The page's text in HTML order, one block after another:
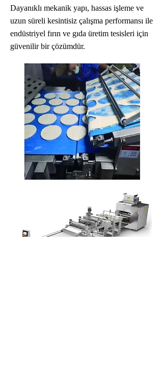
Dayanıklı mekanik yapı, hassas işleme ve
uzun süreli kesintisiz çalışma performansı ile
endüstriyel fırın ve gıda üretim tesisleri için
güvenilir bir çözümdür.